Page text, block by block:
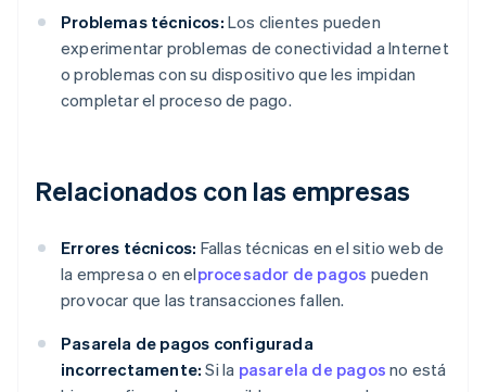
Problemas técnicos: Los clientes pueden
experimentar problemas de conectividad a Internet
o problemas con su dispositivo que les impidan
completar el proceso de pago.
Relacionados con las empresas
Errores técnicos: Fallas técnicas en el sitio web de
la empresa o en elprocesador de pagos pueden
provocar que las transacciones fallen.
Pasarela de pagos configurada
incorrectamente: Si la pasarela de pagos no está